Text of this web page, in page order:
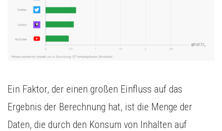
Ein Faktor, der einen großen Einfluss auf das
Ergebnis der Berechnung hat, ist die Menge der
Daten, die durch den Konsum von Inhalten auf